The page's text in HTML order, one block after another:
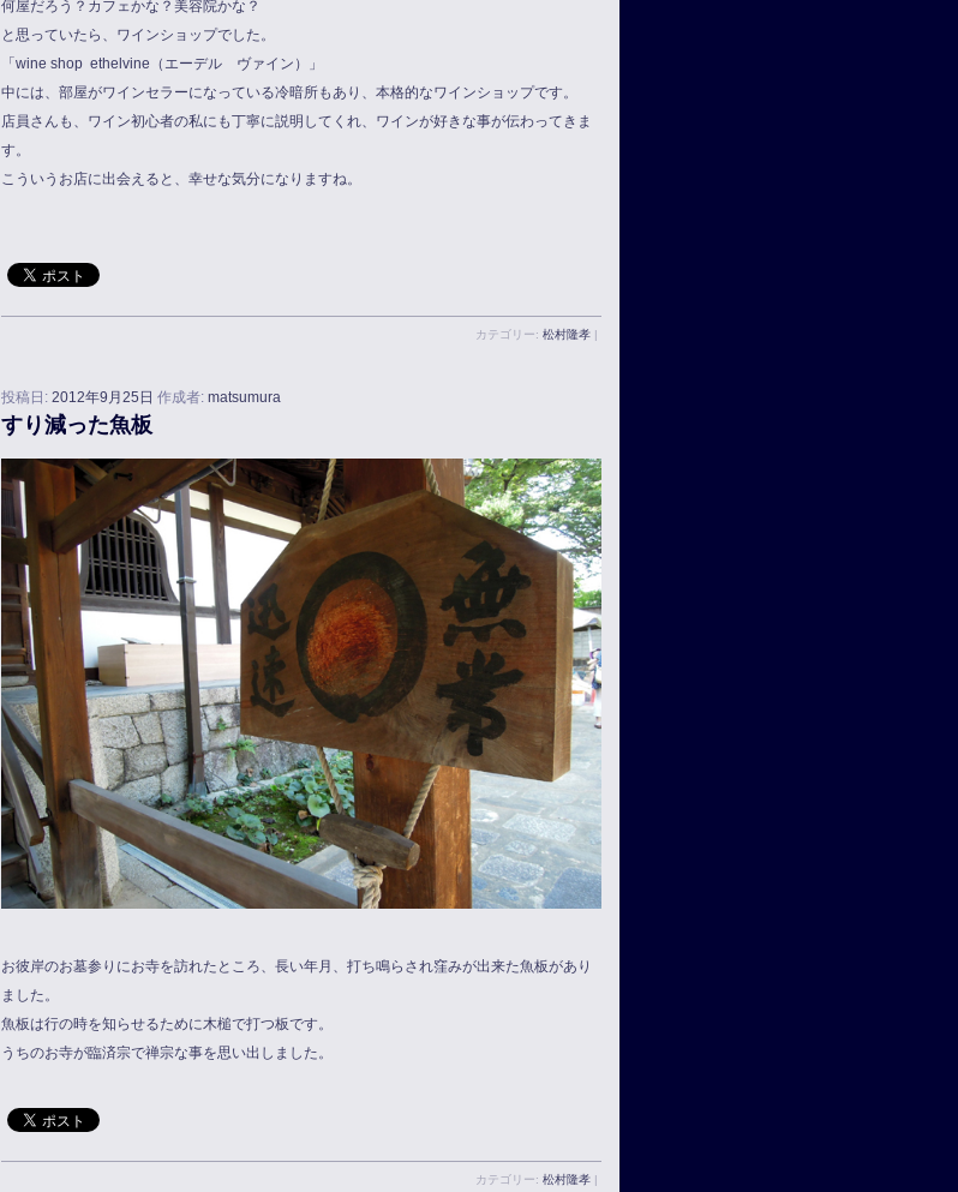
何屋だろう？カフェかな？美容院かな？
と思っていたら、ワインショップでした。
「wine shop ethelvine（エーデル ヴァイン）」
中には、部屋がワインセラーになっている冷暗所もあり、本格的なワインショップです。
店員さんも、ワイン初心者の私にも丁寧に説明してくれ、ワインが好きな事が伝わってきま
す。
こういうお店に出会えると、幸せな気分になりますね。
カテゴリー: 松村隆孝 |
投稿日: 2012年9月25日 作成者: matsumura
すり減った魚板
お彼岸のお墓参りにお寺を訪れたところ、長い年月、打ち鳴らされ窪みが出来た魚板があり
ました。
魚板は行の時を知らせるために木槌で打つ板です。
うちのお寺が臨済宗で禅宗な事を思い出しました。
カテゴリー: 松村隆孝 |